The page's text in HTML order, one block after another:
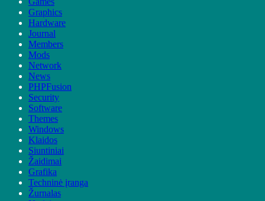
Graphics
Hardware
Journal
Members
Mods
Network
News
PHPFusion
Security
Software
Themes
Windows
Klaidos
Siuntiniai
Žaidimai
Grafika
Techninė įranga
Žurnalas